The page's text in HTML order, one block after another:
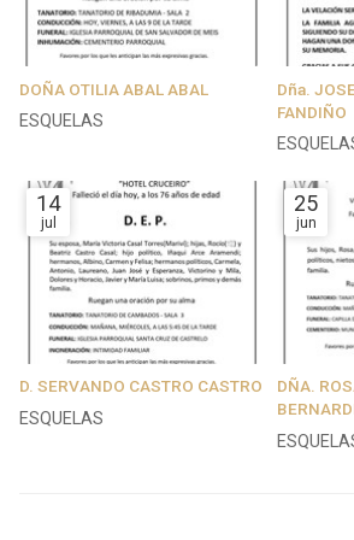
DOÑA OTILIA ABAL ABAL
ESQUELAS
Dña.
FANDIÑO
14
jul
D. SERVANDO CASTRO CASTRO
ESQUELAS
25
jun
DÑA.